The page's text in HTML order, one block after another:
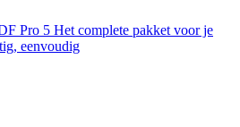
Pro 5 Het complete pakket voor je
eenvoudig